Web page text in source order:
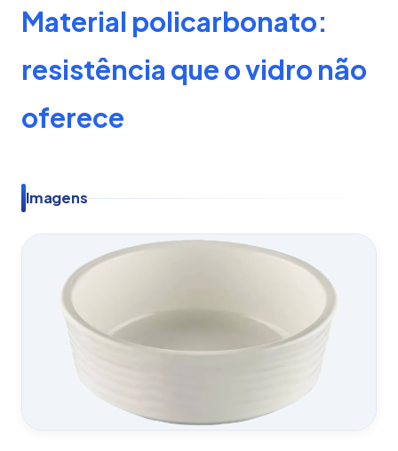
Material policarbonato:
resistência que o vidro não
oferece
Imagens